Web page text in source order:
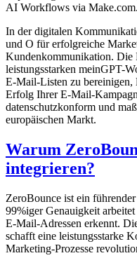
AI Workflows via Make.com.
In der digitalen
und O für erfolgreiche
Kundenkommunikation. Die
leistungsstarken meinGPT-
E-Mail-Listen zu bereinigen,
Erfolg Ihrer E-Mail-
datenschutzkonform und
europäischen Markt.
Warum
integrieren?
ZeroBounce ist ein
99%iger Genauigkeit
E-Mail-Adressen erkennt.
schafft eine leistungsstarke
Marketing-Prozesse